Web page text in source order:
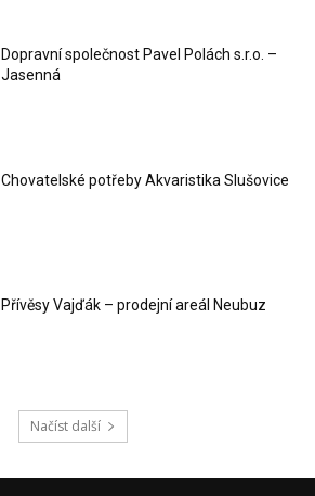
Dopravní společnost Pavel Polách s.r.o. –
Jasenná
Chovatelské potřeby Akvaristika Slušovice
Přívěsy Vajďák – prodejní areál Neubuz
Načíst další